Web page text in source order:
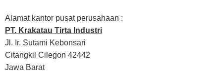
Alamat kantor pusat perusahaan :
PT. Krakatau Tirta Industri
Jl. Ir. Sutami Kebonsari
Citangkil Cilegon 42442
Jawa Barat